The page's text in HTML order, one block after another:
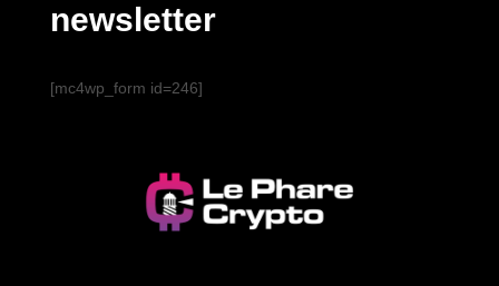
newsletter
[mc4wp_form id=246]